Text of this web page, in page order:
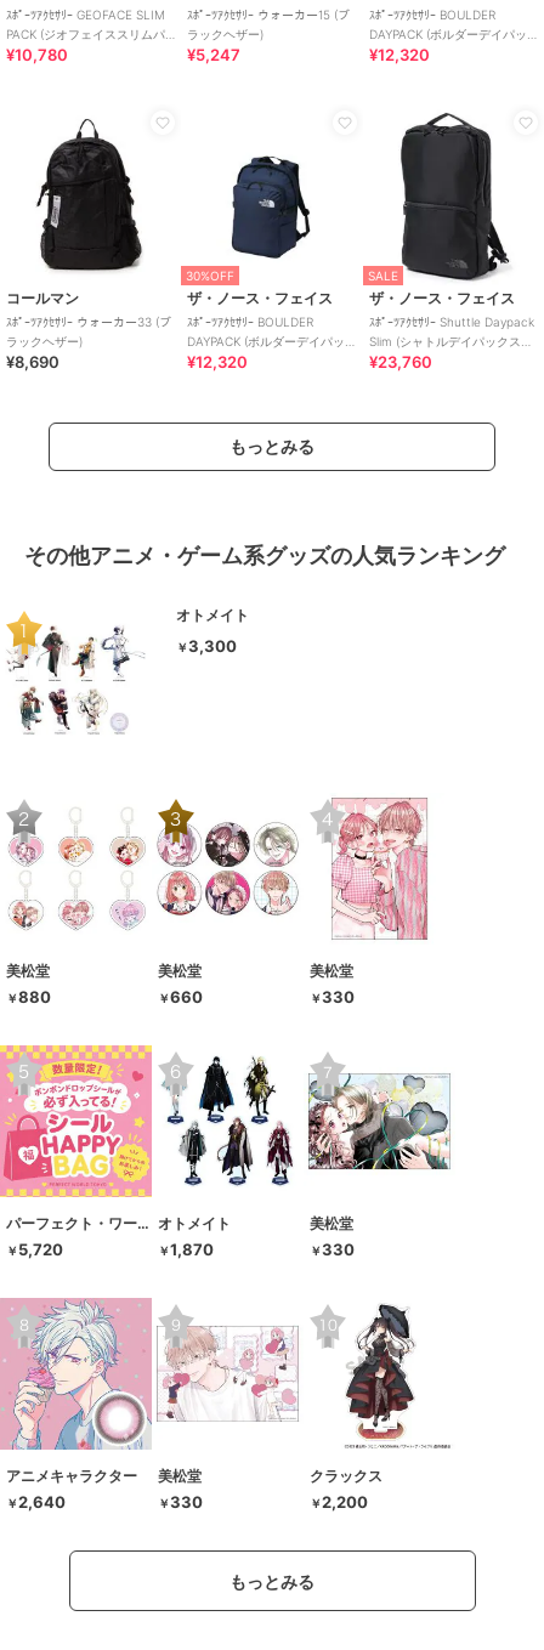
ｽﾎﾟｰﾂｱｸｾｻﾘｰ GEOFACE SLIM
PACK (ジオフェイススリムパ
ック)
¥10,780
ｽﾎﾟｰﾂｱｸｾｻﾘｰ ウォーカー15 (ブ
ラックヘザー)
¥5,247
ｽﾎﾟｰﾂｱｸｾｻﾘｰ BOULDER
DAYPACK (ボルダーデイパッ
ク)
¥12,320
コールマン
ｽﾎﾟｰﾂｱｸｾｻﾘｰ ウォーカー33 (ブ
ラックヘザー)
¥8,690
30%OFF
ザ・ノース・フェイス
ｽﾎﾟｰﾂｱｸｾｻﾘｰ BOULDER
DAYPACK (ボルダーデイパッ
ク)
¥12,320
SALE
ザ・ノース・フェイス
ｽﾎﾟｰﾂｱｸｾｻﾘｰ Shuttle Daypack
Slim (シャトルデイパックスリ
ム)
¥23,760
もっとみる
その他アニメ・ゲーム系グッズの人気ランキング
オトメイト
￥3,300
美松堂
￥880
美松堂
￥660
美松堂
￥330
パーフェクト・ワールド・トーキョー
￥ 5,720
オトメイト
￥1,870
美松堂
￥330
アニメキャラクター
￥2,640
美松堂
￥330
クラックス
￥2,200
もっとみる